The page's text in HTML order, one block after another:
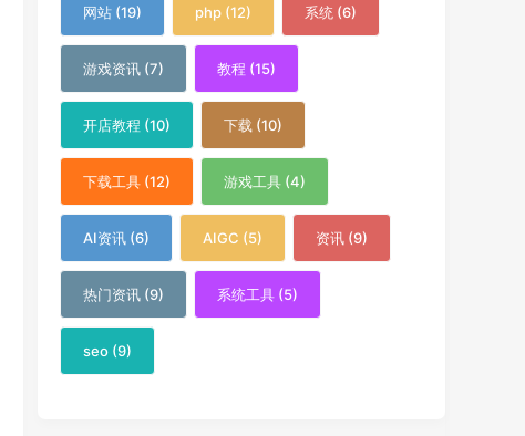
网站 (19) php (12) 系统 (6)
游戏资讯 (7) 教程 (15)
开店教程 (10) 下载 (10)
下载工具 (12) 游戏工具 (4)
AI资讯 (6) AIGC (5) 资讯 (9)
热门资讯 (9) 系统工具 (5)
seo (9)